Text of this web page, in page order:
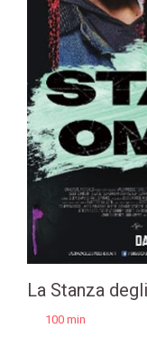
La Stanza
100 min